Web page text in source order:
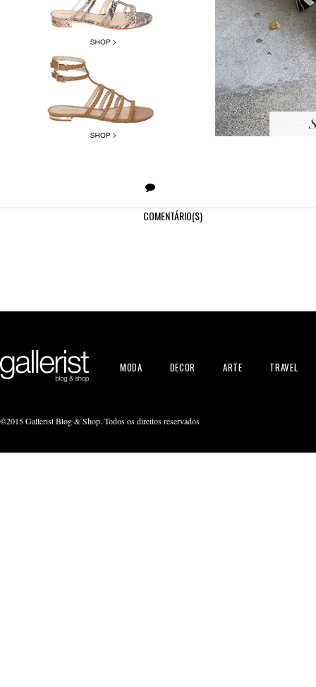
COMENTÁRIO(S)
MODA DECOR ARTE TRAVEL
©2015 Gallerist Blog & Shop. Todos os direitos reservados